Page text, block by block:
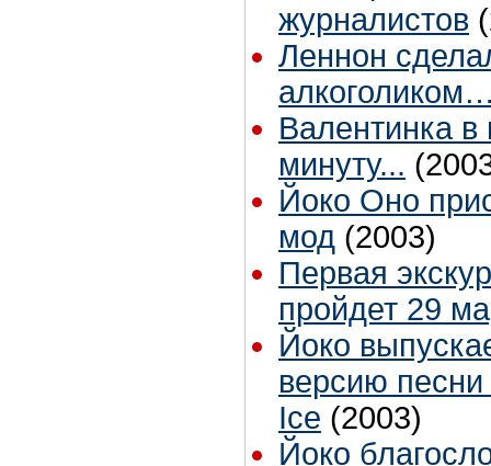
журналистов
Леннон
Валентинка
минуту...
Йоко Оно
мод (2003)
Первая
пройдет 29
Йоко
версию
Ice (2003)
Йоко